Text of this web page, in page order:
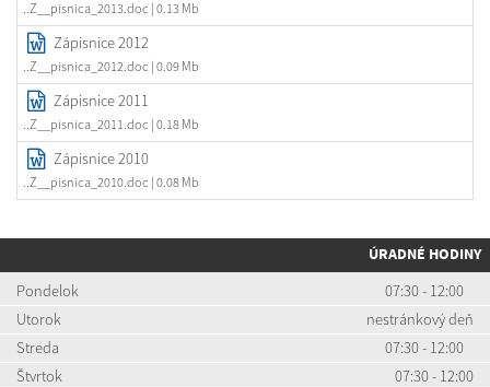
..Z__pisnica_2013.doc | 0.13 Mb
Zápisnice 2012
..Z__pisnica_2012.doc | 0.09 Mb
Zápisnice 2011
..Z__pisnica_2011.doc | 0.18 Mb
Zápisnice 2010
..Z__pisnica_2010.doc | 0.08 Mb
ÚRADNÉ HODINY
Pondelok
07:30 - 12:00
Utorok
nestránkový deň
Streda
07:30 - 12:00
Štvrtok
07:30 - 12:00